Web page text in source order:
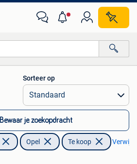
Alle afstanden…
Sorteer op
Bewaar je zoekopdracht
Opel Te koop